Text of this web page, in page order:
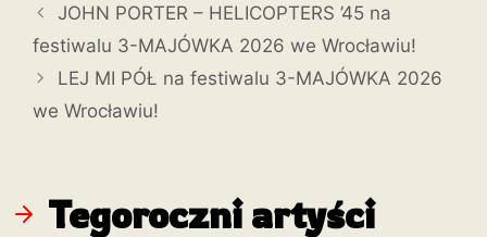
JOHN PORTER – HELICOPTERS ’45 na
festiwalu 3-MAJÓWKA 2026 we Wrocławiu!
LEJ MI PÓŁ na festiwalu 3-MAJÓWKA 2026
we Wrocławiu!
Tegoroczni artyści